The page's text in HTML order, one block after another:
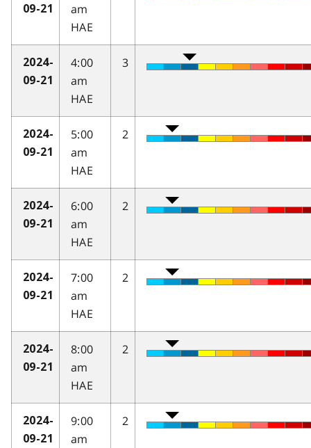
09-21
am
HAE
2024-
09-21
4:00
am
HAE
3
2024-
09-21
5:00
am
HAE
2
2024-
09-21
6:00
am
HAE
2
2024-
09-21
7:00
am
HAE
2
2024-
09-21
8:00
am
HAE
2
2024-
09-21
9:00
am
2